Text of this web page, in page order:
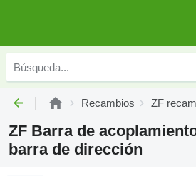
Recambios ZF
ZF Barra de
barra de dirección